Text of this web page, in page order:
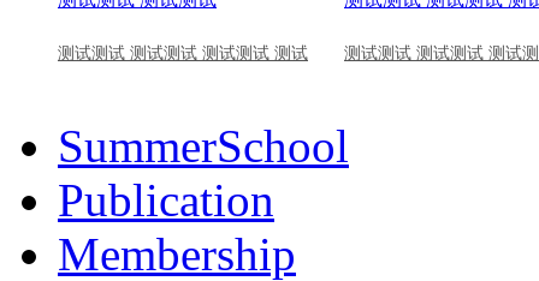
测试测试 测试测试 测试测试 测试 测试测试 测试测试 测试
SummerSchool
Publication
Membership